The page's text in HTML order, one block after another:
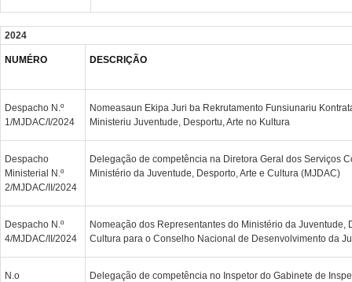
2024
NUMÉRO DESCRIÇÃO
Despacho N.º
1/MJDAC/I/2024
Nomeasaun Ekipa Juri ba Rekrutamento Funsiunariu
Ministeriu Juventude, Desportu, Arte no Kultura
Despacho
Ministerial N.º
2/MJDAC/II/2024
Delegação de competência na Diretora Geral dos Serviços
Ministério da Juventude, Desporto, Arte e Cultura (MJDAC)
Despacho N.º
4/MJDAC/II/2024
Nomeação dos Representantes do Ministério da Juventude,
Cultura para o Conselho Nacional de Desenvolvimento da
N.o
Delegação de competência no Inspetor do Gabinete de